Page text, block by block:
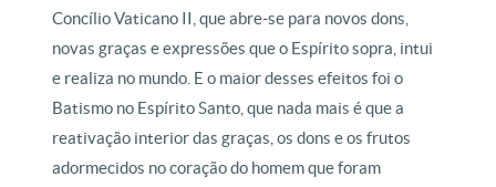
Concílio Vaticano II, que abre-se para novos dons,
novas graças e expressões que o Espírito sopra, intui
e realiza no mundo. E o maior desses efeitos foi o
Batismo no Espírito Santo, que nada mais é que a
reativação interior das graças, os dons e os frutos
adormecidos no coração do homem que foram